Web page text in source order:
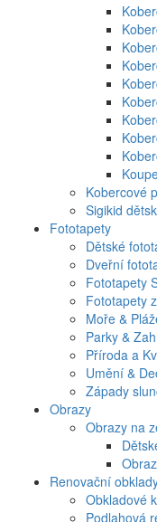
Kobercové
Sigikid
Fototapety
Dětské
Dveřní
Fototapety
Fototapety
Moře &
Parky &
Příroda a
Umění &
Západy
Obrazy
Obrazy na
Renovační
Obkladové
Podlahová